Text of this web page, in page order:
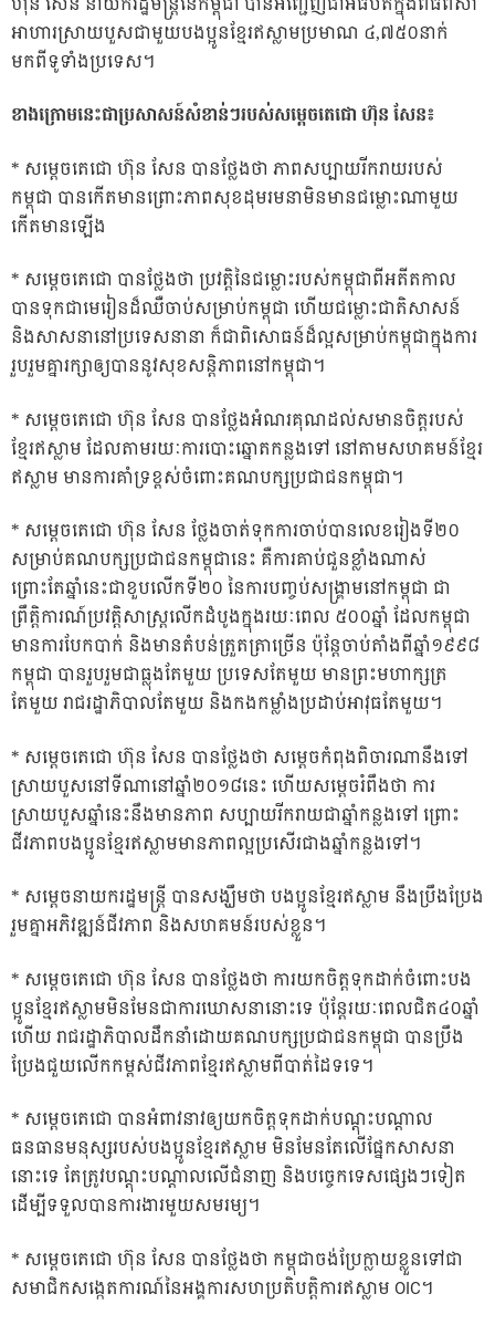
អាហារស្រាយបួសជាមួយបងប្អូនខ្មែរឥស្លាមប្រមាណ ៤,៧៥០នាក់
មកពីទូទាំងប្រទេស។
ខាងក្រោមនេះជាប្រសាសន៍សំខាន់ៗរបស់សម្តេចតេជោ ហ៊ុន សែន៖
* សម្តេចតេជោ ហ៊ុន សែន បានថ្លែងថា ភាពសប្បាយរីករាយរបស់
កម្ពុជា បានកើតមានព្រោះភាពសុខដុមរមនាមិនមានជម្លោះណាមួយ
កើតមានឡើង
* សម្តេចតេជោ បានថ្លែងថា ប្រវត្តិនៃជម្លោះរបស់កម្ពុជាពីអតីតកាល
បានទុកជាមេរៀនដ៏ឈឺចាប់សម្រាប់កម្ពុជា ហើយជម្លោះជាតិសាសន៍
និងសាសនានៅប្រទេសនានា ក៏ជាពិសោធន៍ដ៏ល្អសម្រាប់កម្ពុជាក្នុងការ
រួបរួមគ្នារក្សាឲ្យបាននូវសុខសន្តិភាពនៅកម្ពុជា។
* សម្តេចតេជោ ហ៊ុន សែន បានថ្លែងអំណរគុណដល់សមានចិត្តរបស់
ខ្មែរឥស្លាម ដែលតាមរយៈការបោះឆ្នោតកន្លងទៅ នៅតាមសហគមន៍ខ្មែរ
ឥស្លាម មានការគាំទ្រខ្ពស់ចំពោះគណបក្សប្រជាជនកម្ពុជា។
* សម្តេចតេជោ ហ៊ុន សែន ថ្លែងចាត់ទុកការចាប់បានលេខរៀងទី២០
សម្រាប់គណបក្សប្រជាជនកម្ពុជានេះ គឺការគាប់ជួនខ្លាំងណាស់
ព្រោះតែឆ្នាំនេះជាខួបលើកទី២០ នៃការបញ្ចប់សង្គ្រាមនៅកម្ពុជា ជា
ព្រឹត្តិការណ៍ប្រវត្តិសាស្ត្រលើកដំបូងក្នុងរយៈពេល ៥០០ឆ្នាំ ដែលកម្ពុជា
មានការបែកបាក់ និងមានតំបន់ត្រួតត្រាច្រើន ប៉ុន្តែចាប់តាំងពីឆ្នាំ១៩៩៨
កម្ពុជា បានរួបរួមជាធ្លុងតែមួយ ប្រទេសតែមួយ មានព្រះមហាក្សត្រ
តែមួយ រាជរដ្ឋាភិបាលតែមួយ និងកងកម្លាំងប្រដាប់អាវុធតែមួយ។
* សម្តេចតេជោ ហ៊ុន សែន បានថ្លែងថា សម្តេចកំពុងពិចារណានឹងទៅ
ស្រាយបួសនៅទីណានៅឆ្នាំ២០១៨នេះ ហើយសម្តេចរំពឹងថា ការ
ស្រាយបួសឆ្នាំនេះនឹងមានភាព សប្បាយរីករាយជាឆ្នាំកន្លងទៅ ព្រោះ
ជីវភាពបងប្អូនខ្មែរឥស្លាមមានភាពល្អប្រសើរជាងឆ្នាំកន្លងទៅ។
* សម្តេចនាយករដ្ឋមន្ត្រី បានសង្ឃឹមថា បងប្អូនខ្មែរឥស្លាម នឹងប្រឹងប្រែង
រួមគ្នាអភិវឌ្ឍន៍ជីវភាព និងសហគមន៍របស់ខ្លួន។
* សម្តេចតេជោ ហ៊ុន សែន បានថ្លែងថា ការយកចិត្តទុកដាក់ចំពោះបង
ប្អូនខ្មែរឥស្លាមមិនមែនជាការឃោសនានោះទេ ប៉ុន្តែរយៈពេលជិត៤០ឆ្នាំ
ហើយ រាជរដ្ឋាភិបាលដឹកនាំដោយគណបក្សប្រជាជនកម្ពុជា បានប្រឹង
ប្រែងជួយលើកកម្ពស់ជីវភាពខ្មែរឥស្លាមពីបាត់ដៃទទេ។
* សម្តេចតេជោ បានអំពាវនាវឲ្យយកចិត្តទុកដាក់បណ្តុះបណ្តាល
ធនធានមនុស្សរបស់បងប្អូនខ្មែរឥស្លាម មិនមែនតែលើផ្នែកសាសនា
នោះទេ តែត្រូវបណ្តុះបណ្តាលលើជំនាញ និងបច្ចេកទេសផ្សេងៗទៀត
ដើម្បីទទួលបានការងារមួយសមរម្យ។
* សម្តេចតេជោ ហ៊ុន សែន បានថ្លែងថា កម្ពុជាចង់ប្រែក្លាយខ្លួនទៅជា
សមាជិកសង្កេតការណ៍នៃអង្គការសហប្រតិបត្តិការឥស្លាម OIC។